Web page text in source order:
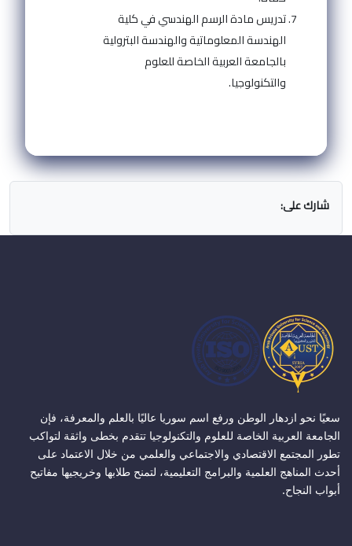
تدريس مادة الرسم الهندسي في كلية
الهندسة المعلوماتية والهندسة البترولية
بالجامعة العربية الخاصة للعلوم
والتكنولوجيا.
شارك على:
سعيًا نحو ازدهار الوطن ورفع اسم سوريا عاليًا بالعلم والمعرفة، فإن
الجامعة العربية الخاصة للعلوم والتكنولوجيا تتقدم بخطى واثقة لتواكب
تطور المجتمع الاقتصادي والاجتماعي والعلمي من خلال الاعتماد على
أحدث المناهج العلمية والبرامج التعليمية، لتمنح طلابها وخريجيها مفاتيح
أبواب النجاح.